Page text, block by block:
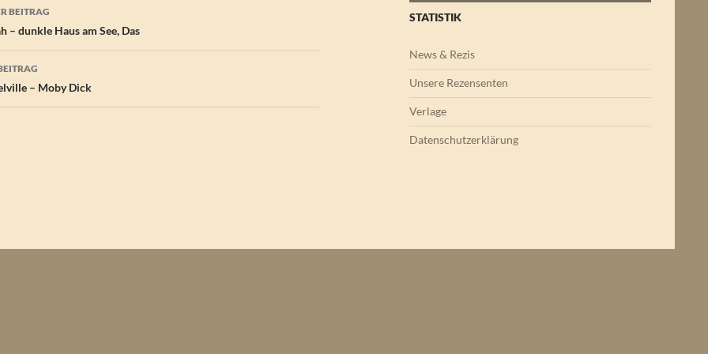
BEITRAG
– dunkle Haus am See, Das
– Moby Dick
STATISTIK
News & Rezis
Unsere Rezensenten
Verlage
Datenschutzerklärung